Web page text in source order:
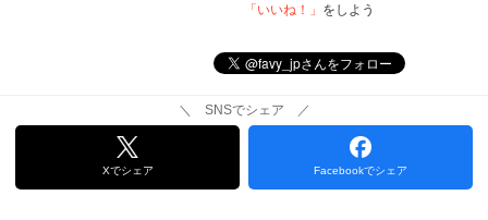
「いいね！」 をしよう
＼ SNSでシェア ／
Xでシェア Facebookでシェア